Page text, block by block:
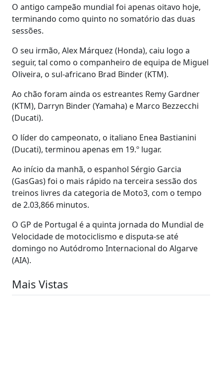
O antigo campeão mundial foi apenas oitavo hoje,
terminando como quinto no somatório das duas
sessões.
O seu irmão, Alex Márquez (Honda), caiu logo a
seguir, tal como o companheiro de equipa de Miguel
Oliveira, o sul-africano Brad Binder (KTM).
Ao chão foram ainda os estreantes Remy Gardner
(KTM), Darryn Binder (Yamaha) e Marco Bezzecchi
(Ducati).
O líder do campeonato, o italiano Enea Bastianini
(Ducati), terminou apenas em 19.º lugar.
Ao início da manhã, o espanhol Sérgio Garcia
(GasGas) foi o mais rápido na terceira sessão dos
treinos livres da categoria de Moto3, com o tempo
de 2.03,866 minutos.
O GP de Portugal é a quinta jornada do Mundial de
Velocidade de motociclismo e disputa-se até
domingo no Autódromo Internacional do Algarve
(AIA).
Mais Vistas